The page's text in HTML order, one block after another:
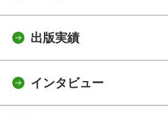
出版実績
インタビュー